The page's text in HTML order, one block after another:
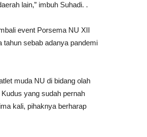
lain,” imbuh Suhadi. .
event Porsema NU XII
sebab adanya pandemi
muda NU di bidang olah
yang sudah pernah
kali, pihaknya berharap